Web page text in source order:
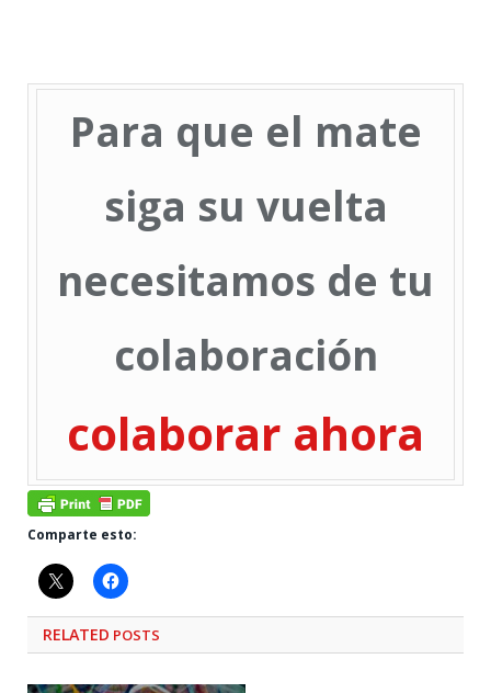
Para que el mate
siga su vuelta
necesitamos de tu
colaboración
colaborar ahora
Comparte esto:
RELATED POSTS